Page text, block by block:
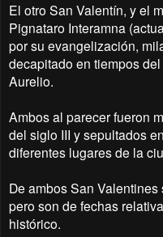
El otro San Valentín, y el
Pignataro Interamna
por su evangelización,
decapitado en tiempos
Aurelio.
Ambos al parecer fueron
del siglo III y sepultados
diferentes lugares de la
De ambos San
pero son de fechas
histórico.